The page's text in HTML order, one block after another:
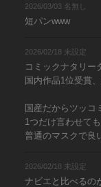
2026/03/03 名無し
短パンwww
2026/02/18 未設定
コミックナタリー
国内作品1位受賞
国産だからツッコ
1つだけ言わせて
普通のマスクで良
2026/02/18 未設定
ナビエと比べるの